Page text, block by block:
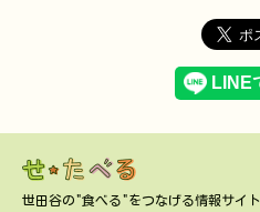
世田谷の"食べる"をつなげる情報サイト